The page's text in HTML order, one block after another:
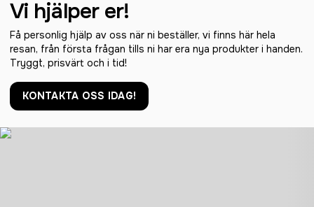
Vi hjälper er!
Få personlig hjälp av oss när ni beställer, vi finns här hela
resan, från första frågan tills ni har era nya produkter i handen.
Tryggt, prisvärt och i tid!
KONTAKTA OSS IDAG!